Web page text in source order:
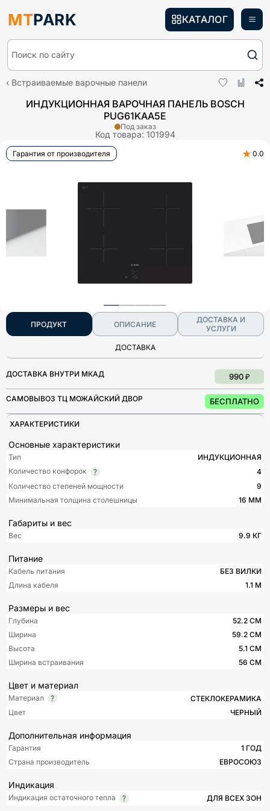
MTPARK
Поиск по сайту
КАТАЛОГ
Встраиваемые варочные панели
ИНДУКЦИОННАЯ ВАРОЧНАЯ ПАНЕЛЬ BOSCH
PUG61KAA5E
Код товара: 101994
Под заказ
Гарантия от производителя ★ 0.0
ПРОДУКТ ОПИСАНИЕ
ДОСТАВКА И
УСЛУГИ
ДОСТАВКА
ДОСТАВКА ВНУТРИ МКАД 990 ₽
САМОВЫВОЗ ТЦ МОЖАЙСКИЙ ДВОР БЕСПЛАТНО
ХАРАКТЕРИСТИКИ
Основные характеристики
Тип
ИНДУКЦИОННАЯ
Количество конфорок
4
Количество степеней мощности
9
Минимальная толщина столешницы
16 ММ
Габариты и вес
Вес 9.9 КГ
Питание
Кабель питания
БЕЗ ВИЛКИ
Длина кабеля
1.1 М
Размеры и вес
Глубина
52.2 СМ
Ширина
59.2 СМ
Высота
5.1 СМ
Ширина встраивания
56 СМ
Цвет и материал
Материал
СТЕКЛОКЕРАМИКА
Цвет
ЧЕРНЫЙ
Дополнительная информация
Гарантия
1 ГОД
Страна производитель
ЕВРОСОЮЗ
Индикация
Индикация остаточного тепла ДЛЯ ВСЕХ ЗОН